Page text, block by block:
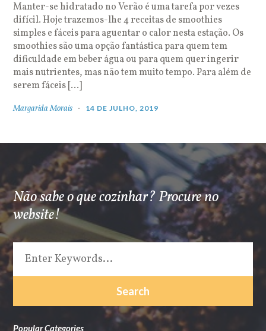
Manter-se hidratado no Verão é uma tarefa por vezes
difícil. Hoje trazemos-lhe 4 receitas de smoothies
simples e fáceis para aguentar o calor nesta estação. Os
smoothies são uma opção fantástica para quem tem
dificuldade em beber água ou para quem quer ingerir
mais nutrientes, mas não tem muito tempo. Para além de
serem fáceis […]
Margarida Morais 14 DE JULHO, 2019
Não sabe o que cozinhar? Procure no
website!
Popular Categories